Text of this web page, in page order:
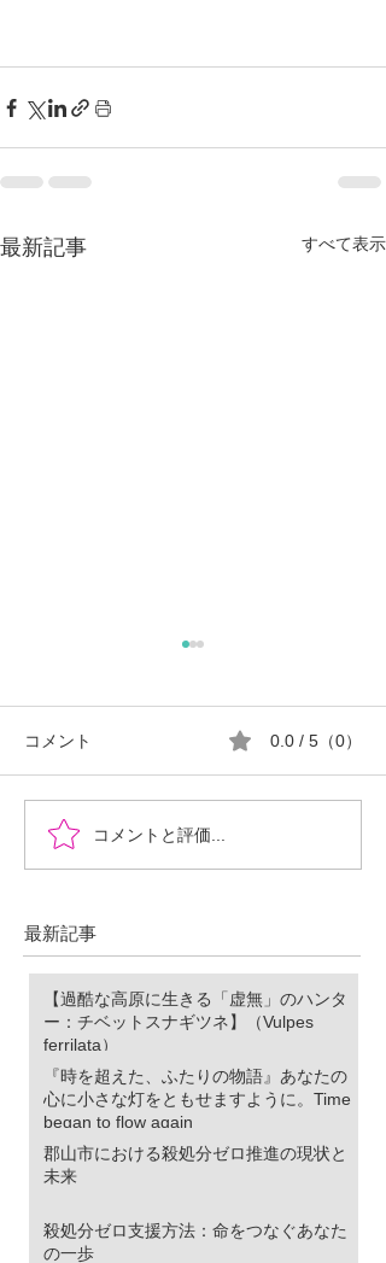
最新記事 すべて表示
『時を超えた、ふたりの
物語』あなたの心に小さ
に。Time began to flow again
コメント 0.0 / 5（0）
コメントと評価...
最新記事
【過酷な高原に生きる「虚無」のハンタ
ー：チベットスナギツネ】（Vulpes
ferrilata）
『時を超えた、ふたりの物語』あなたの
心に小さな灯をともせますように。Time
began to flow again
郡山市における殺処分ゼロ推進の現状と
未来
殺処分ゼロ支援方法：命をつなぐあなた
の一歩